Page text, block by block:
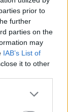
prior to
further
parties on the
may
IAB’s List of
it to other
Google
áttörésben,
a